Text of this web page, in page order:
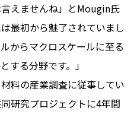
言えませんね」とMougin氏
最初から魅了されていまし
からマクロスケールに至る
する分野です。」
料の産業調査に従事してい
研究プロジェクトに4年間